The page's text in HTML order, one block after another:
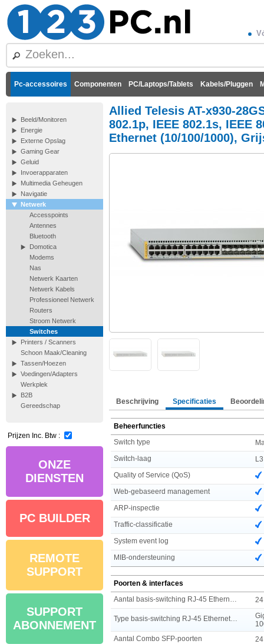
Pc-accessoires Componenten PC/Laptops/Tablets Kabels/Pluggen
Beeld/Monitoren
Energie
Externe Opslag
Gaming Gear
Geluid
Invoerapparaten
Multimedia Geheugen
Navigatie
Netwerk
Accesspoints
Antennes
Bluetooth
Domotica
Modems
Nas
Netwerk Kaarten
Netwerk Kabels
Professioneel Netwerk
Routers
Stroom Netwerk
Switches
Printers / Scanners
Schoon Maak/Cleaning
Tassen/Hoezen
Voedingen/Adapters
Werkplek
B2B
Gereedschap
Prijzen Inc. Btw :
ONZE
DIENSTEN
PC BUILDER
REMOTE
SUPPORT
SUPPORT
ABONNEMENT
Allied Telesis AT-x930-
802.1p, IEEE 802.1s, IEEE
Ethernet (10/100/1000),
Beschrijving Specificaties
Beheerfuncties
Switch type
Switch-laag
L3
Quality of Service (QoS)
Web-gebaseerd management
ARP-inspectie
Traffic-classificatie
System event log
MIB-ondersteuning
Poorten & interfaces
24
Aantal Combo SFP-poorten
24